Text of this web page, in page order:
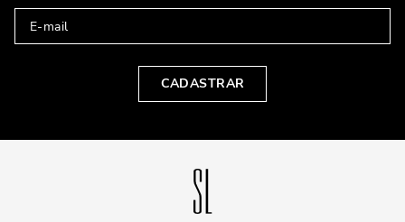
CADASTRAR